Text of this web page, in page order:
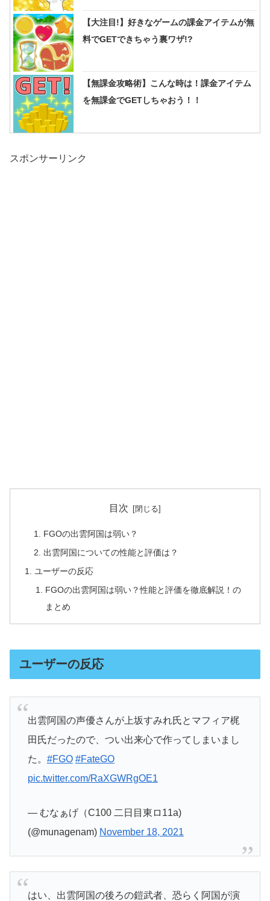
【大注目!】好きなゲームの課金アイテムが無
料でGETできちゃう裏ワザ!?
【無課金攻略術】こんな時は！課金アイテム
を無課金でGETしちゃおう！！
スポンサーリンク
目次
FGOの出雲阿国は弱い？
出雲阿国についての性能と評価は？
ユーザーの反応
FGOの出雲阿国は弱い？性能と評価を徹底解説！の
まとめ
ユーザーの反応
出雲阿国の声優さんが上坂すみれ氏とマフィア梶
田氏だったので、つい出来心で作ってしまいまし
た。 #FGO #FateGO
pic.twitter.com/RaXGWRgOE1
— むなぁげ（C100 二日目東ロ11a)
(@munagenam) November 18, 2021
はい、出雲阿国の後ろの鎧武者、恐らく阿国が演